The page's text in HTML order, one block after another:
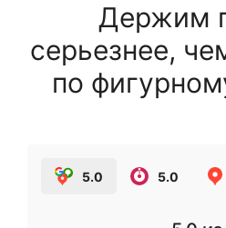
Держим
серьезнее,
по
5.0 5.0